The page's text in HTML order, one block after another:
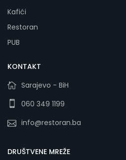
Kafići
Restoran
PUB
KONTAKT
Sarajevo - BiH
060 349 1199
info@restoran.ba
DRUŠTVENE MREŽE